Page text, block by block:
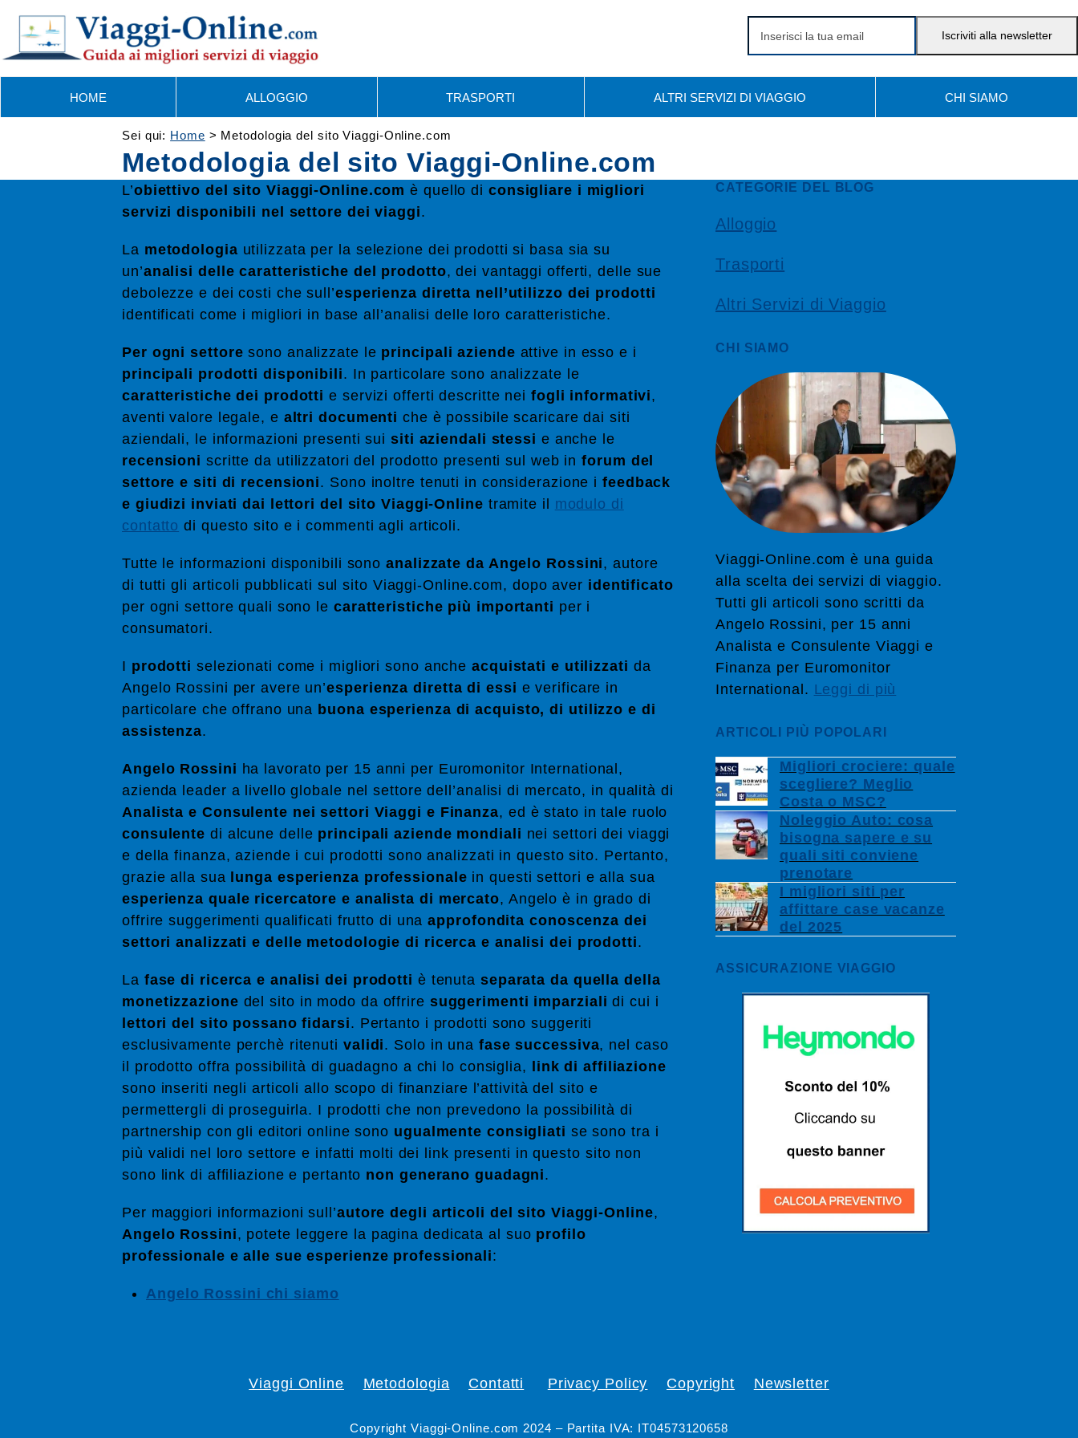
content
Inserisci
la
tua
email
Iscriviti alla newsletter
HOME ALLOGGIO TRASPORTI ALTRI SERVIZI DI VIAGGIO CHI SIAMO
Sei qui: Home > Metodologia del sito Viaggi-Online.com
Metodologia del sito Viaggi-Online.com
L’obiettivo del sito Viaggi-Online.com è quello di consigliare i migliori
servizi disponibili nel settore dei viaggi.
La metodologia utilizzata per la selezione dei prodotti si basa sia su
un’analisi delle caratteristiche del prodotto, dei vantaggi offerti, delle sue
debolezze e dei costi che sull’esperienza diretta nell’utilizzo dei prodotti
identificati come i migliori in base all’analisi delle loro caratteristiche.
Per ogni settore sono analizzate le principali aziende attive in esso e i
principali prodotti disponibili. In particolare sono analizzate le
caratteristiche dei prodotti e servizi offerti descritte nei fogli informativi,
aventi valore legale, e altri documenti che è possibile scaricare dai siti
aziendali, le informazioni presenti sui siti aziendali stessi e anche le
recensioni scritte da utilizzatori del prodotto presenti sul web inforum del
settore e siti di recensioni. Sono inoltre tenuti in considerazione ifeedback
e giudizi inviati dai lettori del sito Viaggi-Online tramite il modulo di
contatto di questo sito e i commenti agli articoli.
Tutte le informazioni disponibili sonoanalizzate da Angelo Rossini, autore
di tutti gli articoli pubblicati sul sito Viaggi-Online.com, dopo aver identificato
per ogni settore quali sono le caratteristiche più importanti per i
consumatori.
I prodotti selezionati come i migliori sono ancheacquistati e utilizzati da
Angelo Rossini per avere un’esperienza diretta di essi e verificare in
particolare che offrano una buona esperienza di acquisto, di utilizzo e di
assistenza.
Angelo Rossini ha lavorato per 15 anni per Euromonitor International,
azienda leader a livello globale nel settore dell’analisi di mercato, in qualità di
Analista e Consulente nei settori Viaggi e Finanza, ed è stato in tale ruolo
consulente di alcune delle principali aziende mondiali nei settori dei viaggi
e della finanza, aziende i cui prodotti sono analizzati in questo sito. Pertanto,
grazie alla sua lunga esperienza professionale in questi settori e alla sua
esperienza quale ricercatore e analista di mercato, Angelo è in grado di
offrire suggerimenti qualificati frutto di unaapprofondita conoscenza dei
settori analizzati e delle metodologie di ricerca e analisi dei prodotti.
La fase di ricerca e analisi dei prodotti è tenuta separata da quella della
monetizzazione del sito in modo da offrire suggerimenti imparziali di cui i
lettori del sito possano fidarsi. Pertanto i prodotti sono suggeriti
esclusivamente perchè ritenuti validi. Solo in una fase successiva, nel caso
il prodotto offra possibilità di guadagno a chi lo consiglia, link di affiliazione
sono inseriti negli articoli allo scopo di finanziare l’attività del sito e
permettergli di proseguirla. I prodotti che non prevedono la possibilità di
partnership con gli editori online sono ugualmente consigliati se sono tra i
più validi nel loro settore e infatti molti dei link presenti in questo sito non
sono link di affiliazione e pertanto non generano guadagni.
Per maggiori informazioni sull’autore degli articoli del sito Viaggi-Online,
Angelo Rossini, potete leggere la pagina dedicata al suo profilo
professionale e alle sue esperienze professionali:
Angelo Rossini chi siamo
CATEGORIE DEL BLOG
Alloggio
Trasporti
Altri Servizi di Viaggio
CHI SIAMO
Viaggi-Online.com è una guida
alla scelta dei servizi di viaggio.
Tutti gli articoli sono scritti da
Angelo Rossini, per 15 anni
Analista e Consulente Viaggi e
Finanza per Euromonitor
International. Leggi di più
ARTICOLI PIÙ POPOLARI
Migliori crociere: quale
scegliere? Meglio
Costa o MSC?
Noleggio Auto: cosa
bisogna sapere e su
quali siti conviene
prenotare
I migliori siti per
affittare case vacanze
del 2025
ASSICURAZIONE VIAGGIO
Viaggi Online Metodologia Contatti Privacy Policy Copyright Newsletter
Copyright Viaggi-Online.com 2024 – Partita IVA: IT04573120658